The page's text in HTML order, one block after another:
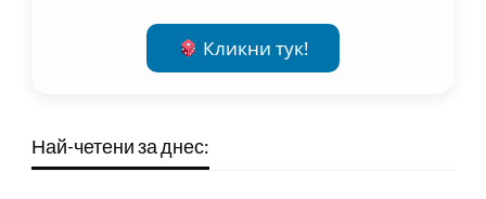
Кликни тук!
Най-четени за днес: